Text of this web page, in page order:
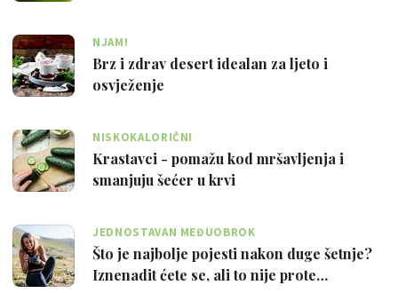
NJAM!
Brz i zdrav desert idealan za ljeto i
osvježenje
NISKOKALORIČNI
Krastavci - pomažu kod mršavljenja i
smanjuju šećer u krvi
JEDNOSTAVAN MEĐUOBROK
Što je najbolje pojesti nakon duge šetnje?
Iznenadit ćete se, ali to nije prote…